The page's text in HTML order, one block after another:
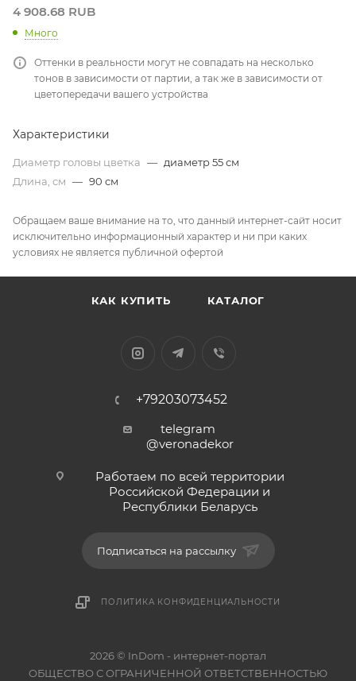
4 908.68 RUB
Много
Оттенки в реальности могут не совпадать на несколько
тонов в зависимости от партии, а так же в зависимости от
цветопередачи вашего устройства
Характеристики
Диаметр головы цветка — диаметр 55 см
Длина, см — 90 см
Обращаем ваше внимание на то, что данный интернет-сайт носит
исключительно информационный характер и ни при каких
условиях не является публичной офертой
КАК КУПИТЬ КАТАЛОГ
+79203073452
telegram
@veronadekor
Работаем по всей территории
Российской Федерации и
Республики Беларусь
Подписаться на рассылку
ПОЛИТИКА КОНФИДЕНЦИАЛЬНОСТИ
2026 © InDom - интернет-портал
ОБЩЕСТВО С ОГРАНИЧЕННОЙ ОТВЕТСТВЕННОСТЬЮ